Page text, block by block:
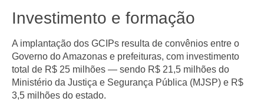
Investimento e formação
A implantação dos GCIPs resulta de convênios entre o
Governo do Amazonas e prefeituras, com investimento
total de R$ 25 milhões — sendo R$ 21,5 milhões do
Ministério da Justiça e Segurança Pública (MJSP) e R$
3,5 milhões do estado.